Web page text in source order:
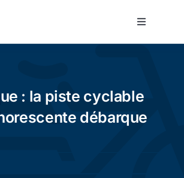
Toggle
: la piste cyclable
débarque